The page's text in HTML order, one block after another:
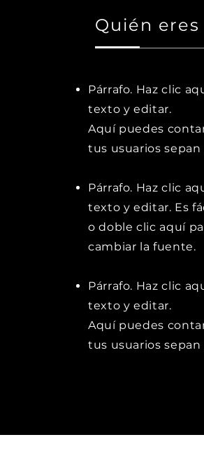
Quién eres
Párrafo. Haz clic
texto y editar.
Aquí puedes
tus usuarios
Párrafo. Haz clic
texto y editar. Es
o doble clic aquí
cambiar la fuente.
Párrafo. Haz clic
texto y editar.
Aquí puedes
tus usuarios